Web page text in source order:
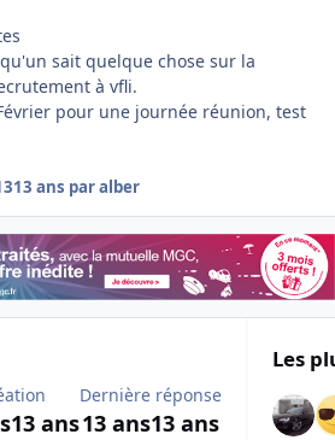
sait quelque chose sur la
à vfli.
pour une journée réunion, test
13 ans par alber
13 ans
Dernière réponse
13 ans13 ans
Les